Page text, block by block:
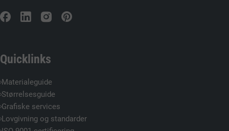
Quicklinks
Materialeguide
Størrelsesguide
Grafiske services
Lovgivning og standarder